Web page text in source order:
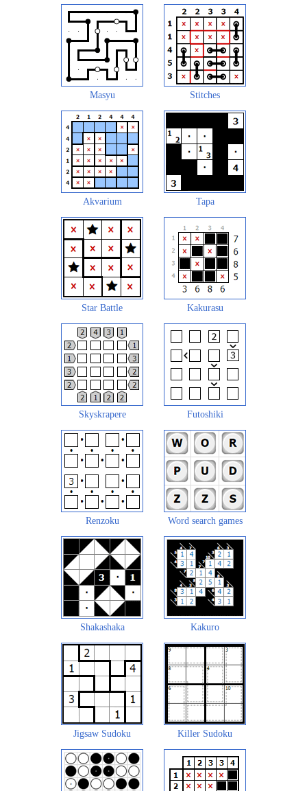
Masyu Stitches
Akvarium Tapa
Star Battle Kakurasu
Skyskrapere Futoshiki
Renzoku Word search games
Shakashaka Kakuro
Jigsaw Sudoku Killer Sudoku